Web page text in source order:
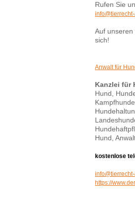
Rufen Sie
Auf
sich!
Anwalt für
Kanzlei für
Hund,
Hund,
kostenlose
https://